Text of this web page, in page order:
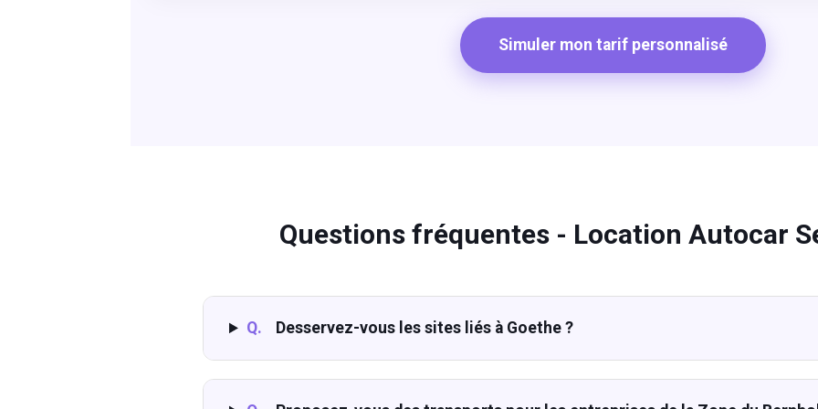
Simuler mon tarif personnalisé
Questions fréquentes - Location Autocar
Q. Desservez-vous les sites liés à Goethe ?